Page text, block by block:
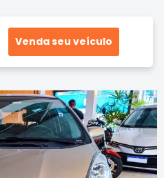
Venda seu veículo